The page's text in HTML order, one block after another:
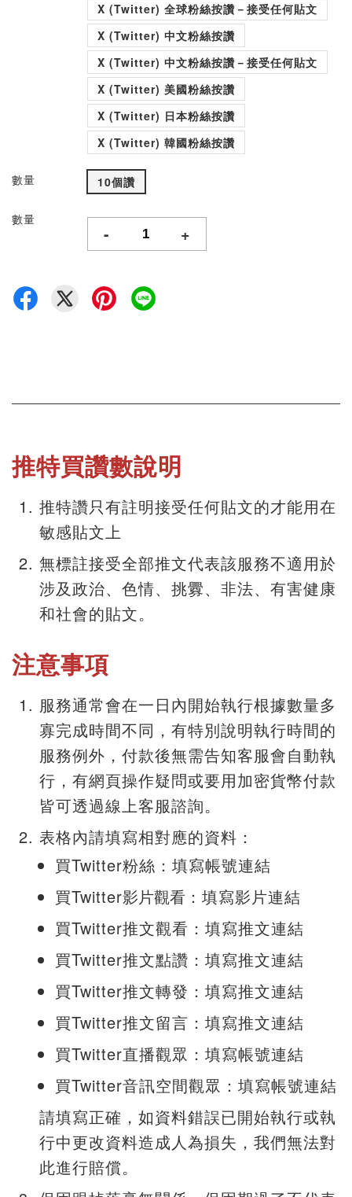
X (Twitter) 全球粉絲按讚－接受任何貼文
X (Twitter) 中文粉絲按讚
X (Twitter) 中文粉絲按讚－接受任何貼文
X (Twitter) 美國粉絲按讚
X (Twitter) 日本粉絲按讚
X (Twitter) 韓國粉絲按讚
數量 10個讚
數量
- +
推特買讚數說明
推特讚只有註明接受任何貼文的才能用在
敏感貼文上
無標註接受全部推文代表該服務不適用於
涉及政治、色情、挑釁、非法、有害健康
和社會的貼文。
注意事項
服務通常會在一日內開始執行根據數量多
寡完成時間不同，有特別說明執行時間的
服務例外，付款後無需告知客服會自動執
行，有網頁操作疑問或要用加密貨幣付款
皆可透過線上客服諮詢。
表格內請填寫相對應的資料：
買Twitter粉絲：填寫帳號連結
買Twitter影片觀看 ：填寫影片連結
買Twitter推文觀看：填寫推文連結
買Twitter推文點讚：填寫推文連結
買Twitter推文轉發：填寫推文連結
買Twitter推文留言：填寫推文連結
買Twitter直播觀眾：填寫帳號連結
買Twitter音訊空間觀眾：填寫帳號連結
請填寫正確，如資料錯誤已開始執行或執
行中更改資料造成人為損失，我們無法對
此進行賠償。